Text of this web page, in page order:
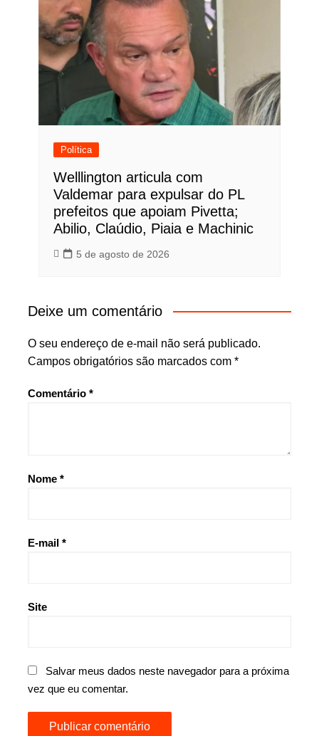
Política
Welllington articula com
Valdemar para expulsar do PL
prefeitos que apoiam Pivetta;
Abilio, Claúdio, Piaia e Machinic
5 de agosto de 2026
Deixe um comentário
O seu endereço de e-mail não será publicado.
Campos obrigatórios são marcados com *
Comentário *
Nome *
E-mail *
Site
Salvar meus dados neste navegador para a próxima
vez que eu comentar.